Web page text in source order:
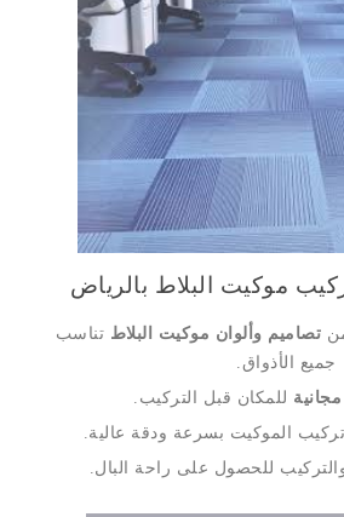
موكيت البلاط بالرياض
تصاميم وألوان موكيت البلاط تناسب
جميع الأذواق.
للمكان قبل التركيب.
الموكيت بسرعة ودقة عالية.
للحصول على راحة البال.